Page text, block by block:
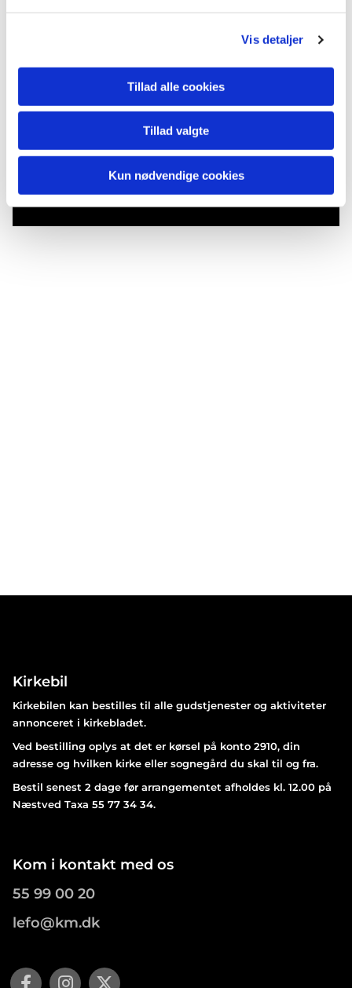
Vis detaljer
Tillad alle cookies
Tillad valgte
Kun nødvendige cookies
Du vil måske også kunne
lide...
Kirkebil
Kirkebilen kan bestilles til alle gudstjenester og aktiviteter
annonceret i kirkebladet.
Ved bestilling oplys at det er kørsel på konto 2910, din
adresse og hvilken kirke eller sognegård du skal til og fra.
Bestil senest 2 dage før arrangementet afholdes kl. 12.00 på
Næstved Taxa 55 77 34 34.
Kom i kontakt med os
55 99 00 20
lefo@km.dk